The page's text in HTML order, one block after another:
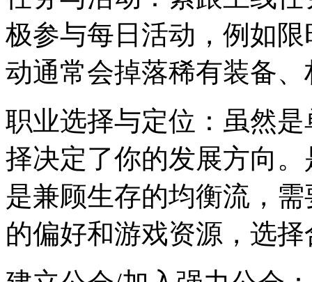
极参与每日活动，例如
动通常会掉落稀有装备
职业选择与定位：虽然
择决定了你的发展方向
是兼顾生存的均衡流，
的偏好和游戏资源，选